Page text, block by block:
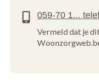
Vermeld dat je